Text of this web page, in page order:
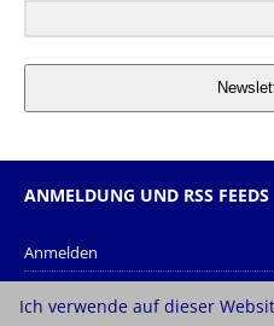
ANMELDUNG UND RSS FEEDS
Anmelden
Ich verwende auf dieser